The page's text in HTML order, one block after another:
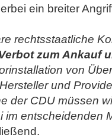
ein breiter
rechtsstaatliche
zum Ankauf
von
und
der CDU müssen
im entscheidenden